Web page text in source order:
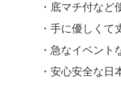
・底マチ付など
・手に優しくて
・急なイベント
・安心安全な日